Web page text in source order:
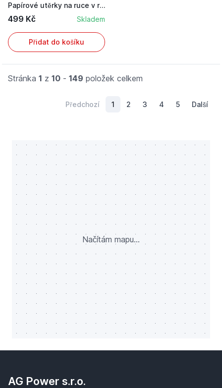
Papírové utěrky na ruce v roli 2 vrstvé o rozmě...
499 Kč Skladem
Přidat do košíku
Stránka 1 z 10 - 149 položek celkem
Předchozí 1 2 3 4 5 Další
Načítám mapu...
AG Power s.r.o.